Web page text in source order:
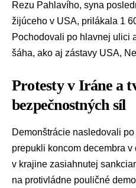
Rezu Pahlavího, syna
žijúceho v USA, prilákala 1
Pochodovali po hlavnej ulici
šáha, ako aj zástavy USA,
Protesty v Iráne a
bezpečnostných síl
Demonštrácie nasledovali
prepukli koncom decembra
v krajine zasiahnutej
na protivládne pouličné